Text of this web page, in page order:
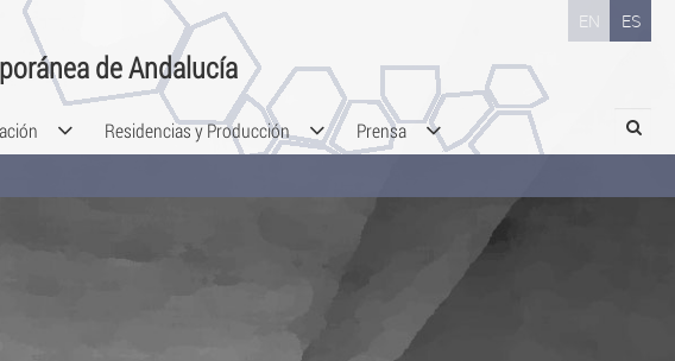
ES
EN
de Andalucía
Residencias y Producción Prensa Search